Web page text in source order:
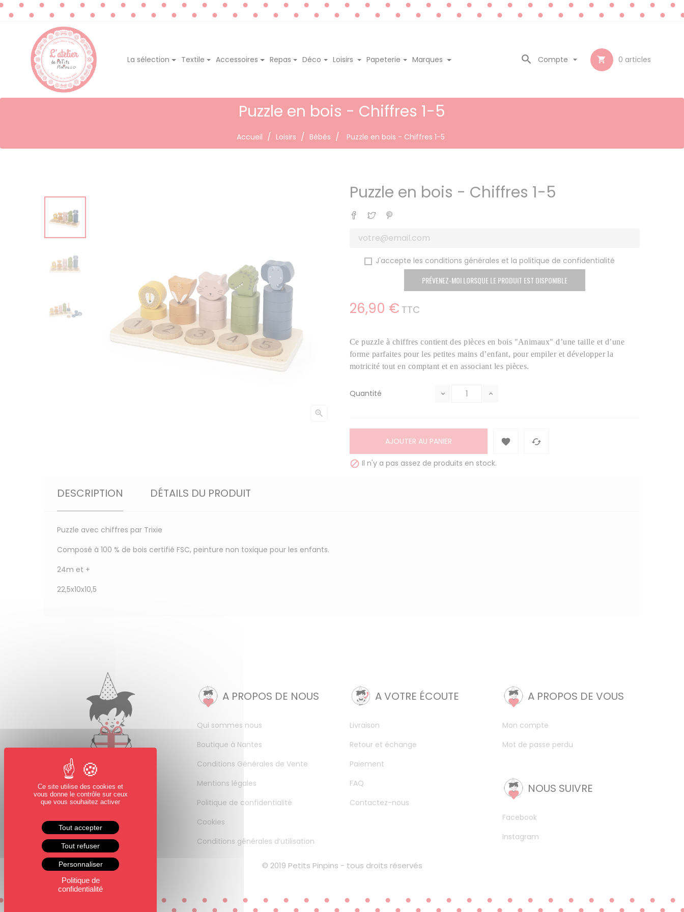
La sélection Textile Accessoires Repas Déco Loisirs Papeterie Marques  0 articles
Compte 

Puzzle en bois - Chiffres 1-5
Accueil Loisirs Bébés Puzzle en bois - Chiffres 1-5

Puzzle en bois - Chiffres 1-5
Partager
Tweet
J'accepte les conditions générales et la politique de confidentialité
PRÉVENEZ-MOI LORSQUE LE PRODUIT EST DISPONIBLE
26,90 € TTC
Ce puzzle à chiffres contient des pièces en bois "Animaux" d’une taille et d’une
forme parfaites pour les petites mains d’enfant, pour empiler et développer la
motricité tout en comptant et en associant les pièces.
Quantité
AJOUTER AU PANIER  
 Il n'y a pas assez de produits en stock.
DESCRIPTION DÉTAILS DU PRODUIT
Puzzle avec chiffres par Trixie
Composé à 100 % de bois certifié FSC, peinture non toxique pour les enfants.
24m et +
22,5x10x10,5
A PROPOS DE NOUS
Qui sommes nous
Boutique à Nantes
Conditions Générales de Vente
Mentions légales
Politique de confidentialité
Cookies
Conditions générales d’utilisation
A VOTRE ÉCOUTE
Livraison
Retour et échange
Paiement
FAQ
Contactez-nous
A PROPOS DE VOUS
Mon compte
Mot de passe perdu
NOUS SUIVRE
Facebook
Instagram
© 2019 Petits Pinpins - tous droits réservés
Ce site utilise des cookies et
vous donne le contrôle sur ceux
que vous souhaitez activer
Tout accepter
Tout refuser
Personnaliser
Politique de
confidentialité